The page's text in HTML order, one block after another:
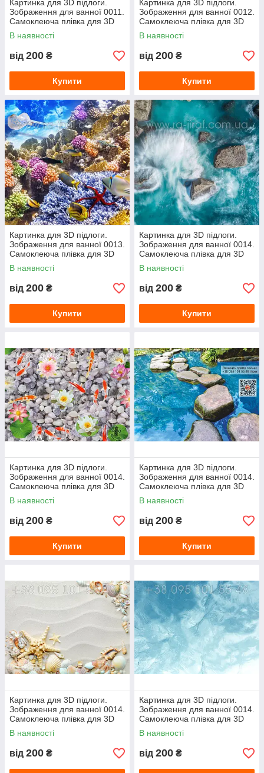
Картинка для 3D підлоги.
Зображення для ванної 0011.
Самоклеюча плівка для 3D
наливної підлоги з фото
В наявності
від 200 ₴
Купити
Картинка для 3D підлоги.
Зображення для ванної 0012.
Самоклеюча плівка для 3D
наливної підлоги з фото
В наявності
від 200 ₴
Купити
Картинка для 3D підлоги.
Зображення для ванної 0013.
Самоклеюча плівка для 3D
наливної підлоги з фото
В наявності
від 200 ₴
Купити
Картинка для 3D підлоги.
Зображення для ванної 0014.
Самоклеюча плівка для 3D
наливної підлоги з фото
В наявності
від 200 ₴
Купити
Картинка для 3D підлоги.
Зображення для ванної 0014.
Самоклеюча плівка для 3D
наливної підлоги з фото
В наявності
від 200 ₴
Купити
Картинка для 3D підлоги.
Зображення для ванної 0014.
Самоклеюча плівка для 3D
наливної підлоги з фото
В наявності
від 200 ₴
Купити
Картинка для 3D підлоги.
Зображення для ванної 0014.
Самоклеюча плівка для 3D
наливної підлоги з фото
В наявності
від 200 ₴
Картинка для 3D підлоги.
Зображення для ванної 0014.
Самоклеюча плівка для 3D
наливної підлоги з фото
В наявності
від 200 ₴